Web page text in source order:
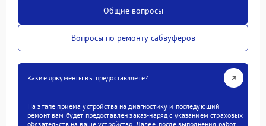
Общие вопросы
Вопросы по ремонту сабвуферов
Какие документы вы предоставляете?
На этапе приема устройства на диагностику и последующий
ремонт вам будет предоставлен заказ-наряд с указанием страховых
обязательств на ваше устройство. Далее, после выполнения работ